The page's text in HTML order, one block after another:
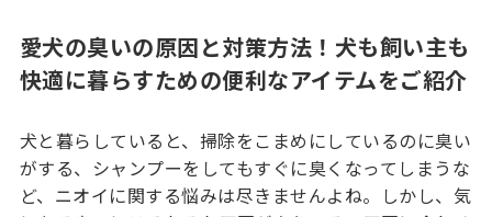
愛犬の臭いの原因と対策方法！犬も飼い主も
快適に暮らすための便利なアイテムをご紹介
犬と暮らしていると、掃除をこまめにしているのに臭い
がする、シャンプーをしてもすぐに臭くなってしまうな
ど、ニオイに関する悩みは尽きませんよね。しかし、気